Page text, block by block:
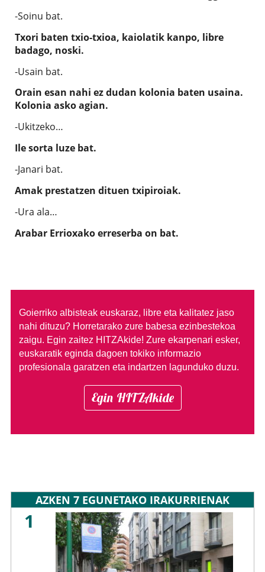
-Soinu bat.
Txori baten txio-txioa, kaiolatik kanpo, libre
badago, noski.
-Usain bat.
Orain esan nahi ez dudan kolonia baten usaina.
Kolonia asko agian.
-Ukitzeko…
Ile sorta luze bat.
-Janari bat.
Amak prestatzen dituen txipiroiak.
-Ura ala…
Arabar Errioxako erreserba on bat.
Goierriko albisteak euskaraz, libre eta kalitatez jaso
nahi dituzu? Horretarako zure babesa ezinbestekoa
zaigu. Egin zaitez HITZAkide! Zure ekarpenari esker,
euskaratik eginda dagoen tokiko informazio
profesionala garatzen eta indartzen lagunduko duzu.
Egin HITZAkide
AZKEN 7 EGUNETAKO IRAKURRIENAK
1